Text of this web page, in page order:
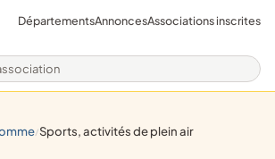
association
DépartementsAnnoncesAssociations inscrites
/ sports, activités de plein air